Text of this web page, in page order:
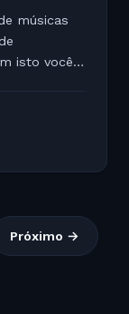
músicas
isto vocês
Próximo →